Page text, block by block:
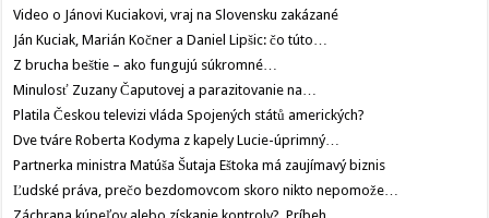
Video o Jánovi Kuciakovi, vraj na Slovensku zakázané
Ján Kuciak, Marián Kočner a Daniel Lipšic: čo túto…
Z brucha beštie – ako fungujú súkromné…
Minulosť Zuzany Čaputovej a parazitovanie na…
Platila Českou televizi vláda Spojených států amerických?
Dve tváre Roberta Kodyma z kapely Lucie-úprimný…
Partnerka ministra Matúša Šutaja Eštoka má zaujímavý biznis
Ľudské práva, prečo bezdomovcom skoro nikto nepomože…